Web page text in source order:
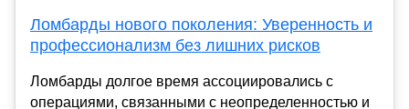
Ломбарды нового поколения: Уверенность и
профессионализм без лишних рисков
Ломбарды долгое время ассоциировались с
операциями, связанными с неопределенностью и